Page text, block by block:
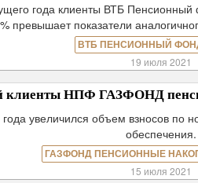
года клиенты ВТБ
превышает показатели
ВТБ ПЕНСИОННЫЙ
19 июля 2021
клиенты НПФ ГАЗФОНД
увеличился объем взносов по
обеспечения.
ГАЗФОНД ПЕНСИОННЫЕ
15 июля 2021